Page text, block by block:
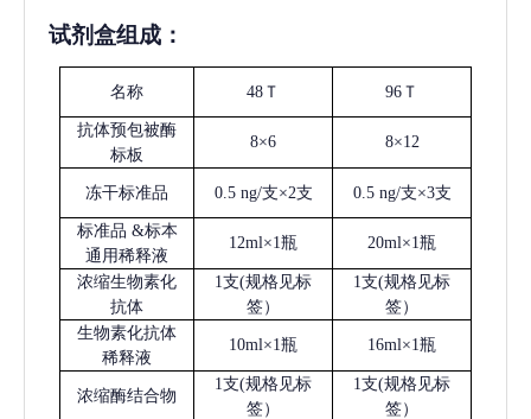
试剂盒组成：
名称 48Ｔ 96Ｔ
抗体预包被酶
标板
8×6 8×12
冻干标准品 0.5 ng/支×2支 0.5 ng/支×3支
标准品 &标本
通用稀释液
12ml×1瓶 20ml×1瓶
浓缩生物素化
抗体
1支(规格见标
签）
1支(规格见标
签）
生物素化抗体
稀释液
10ml×1瓶 16ml×1瓶
浓缩酶结合物
1支(规格见标
签）
1支(规格见标
签）